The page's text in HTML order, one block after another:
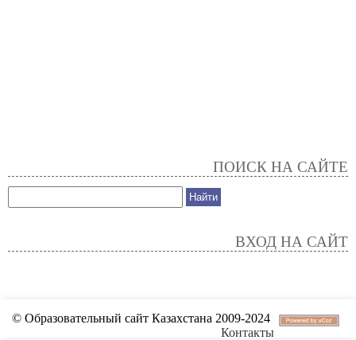
ПОИСК НА САЙТЕ
ВХОД НА САЙТ
© Образовательный сайт Казахстана 2009-2024
Контакты